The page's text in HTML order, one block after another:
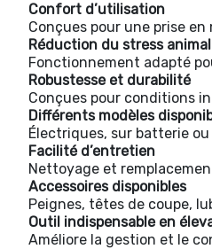
Confort d’utilisation
Conçues pour une prise
Réduction du stress animal
Fonctionnement adapté
Robustesse et durabilité
Conçues pour conditions
Différents modèles
Électriques, sur batterie ou
Facilité d’entretien
Nettoyage et
Accessoires disponibles
Peignes, têtes de coupe,
Outil indispensable en
Améliore la gestion et le